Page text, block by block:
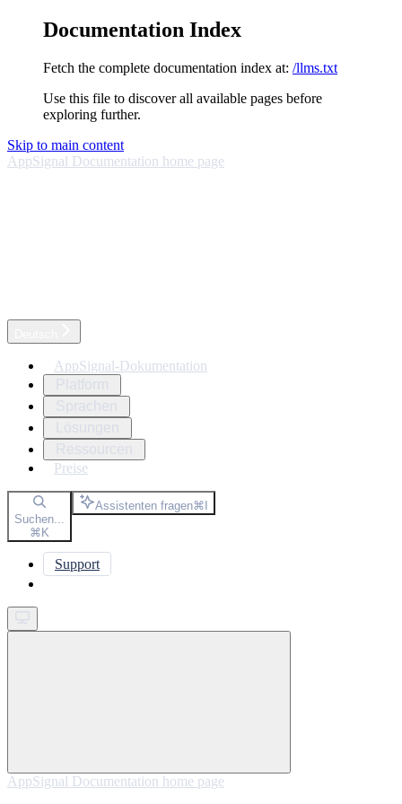
Documentation Index
Fetch the complete documentation index at: /llms.txt
Use this file to discover all available pages before
exploring further.
Skip to main content
AppSignal Documentation home page
AppSignal-Dokumentation
Preise
Suchen...
⌘K
Assistenten fragen⌘I
Support
AppSignal Documentation home page